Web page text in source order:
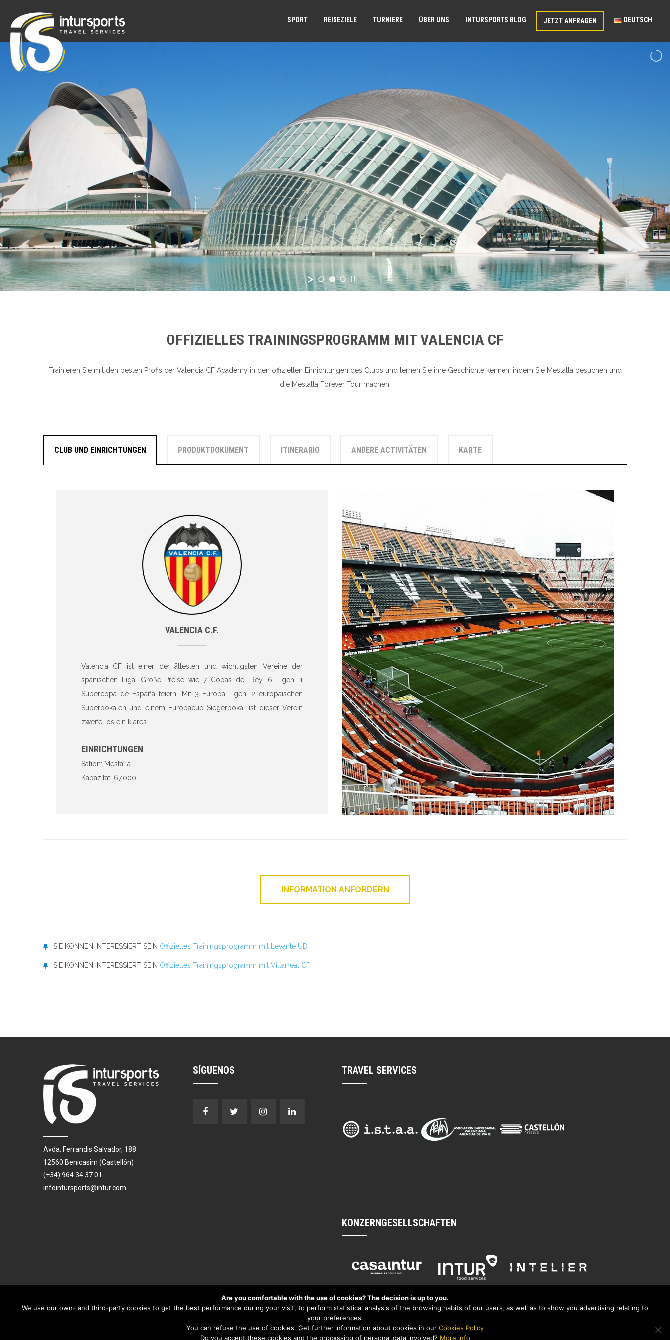
SPORT REISEZIELE TURNIERE ÜBER UNS INTURSPORTS BLOG JETZT ANFRAGEN DEUTSCH
OFFIZIELLES TRAININGSPROGRAMM MIT VALENCIA CF
Trainieren Sie mit den besten Profis der Valencia CF Academy in den offiziellen Einrichtungen des Clubs und lernen Sie ihre Geschichte kennen, indem Sie Mestalla besuchen und
die Mestalla Forever Tour machen.
CLUB UND EINRICHTUNGEN PRODUKTDOKUMENT ITINERARIO ANDERE ACTIVITÄTEN KARTE
VALENCIA C.F.
Valencia CF ist einer der ältesten und wichtigsten Vereine der
spanischen Liga. Große Preise wie 7 Copas del Rey, 6 Ligen, 1
Supercopa de España feiern. Mit 3 Europa-Ligen, 2 europäischen
Superpokalen und einem Europacup-Siegerpokal ist dieser Verein
zweifellos ein klares.
EINRICHTUNGEN
Sation: Mestalla
Kapazität: 67.000
INFORMATION ANFORDERN
SIE KÖNNEN INTERESSIERT SEIN Offizielles Trainingsprogramm mit Levante UD
SIE KÖNNEN INTERESSIERT SEIN Offizielles Trainingsprogramm mit Villarreal CF
Avda. Ferrandis Salvador, 188
12560 Benicasim (Castellón)
(+34) 964 34 37 01
infointursports@intur.com
SÍGUENOS TRAVEL SERVICES
KONZERNGESELLSCHAFTEN
Are you comfortable with the use of cookies? The decision is up to you.
We use our own- and third-party cookies to get the best performance during your visit, to perform statistical analysis of the browsing habits of our users, as well as to show you advertising relating to
your preferences.
You can refuse the use of cookies. Get further information about cookies in our Cookies Policy
Do you accept these cookies and the processing of personal data involved? More info